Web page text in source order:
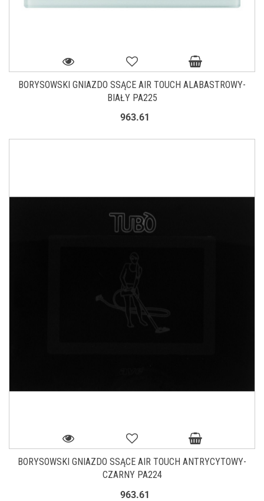
BORYSOWSKI GNIAZDO SSĄCE AIR TOUCH ALABASTROWY-
BIAŁY PA225
963.61
BORYSOWSKI GNIAZDO SSĄCE AIR TOUCH ANTRYCYTOWY-
CZARNY PA224
963.61